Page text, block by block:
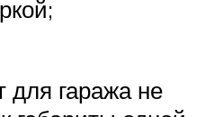
для гаража не